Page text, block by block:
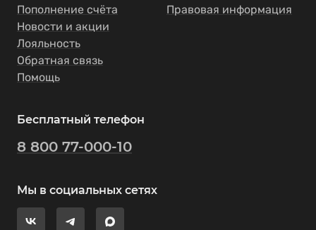
Пополнение счёта
Новости и акции
Лояльность
Обратная связь
Помощь
Правовая информация
Бесплатный телефон
8 800 77-000-10
Мы в социальных сетях